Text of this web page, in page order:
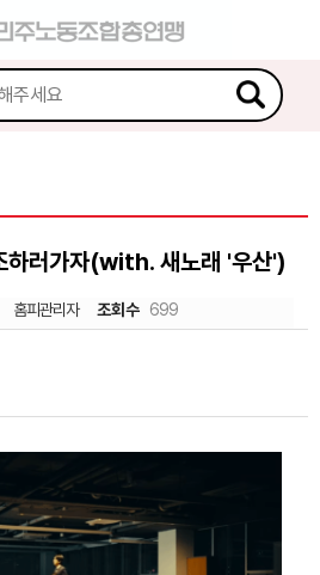
러가자(with. 새노래 '우산')
홈피관리자 조회수 699
스케치북5
스케치북5